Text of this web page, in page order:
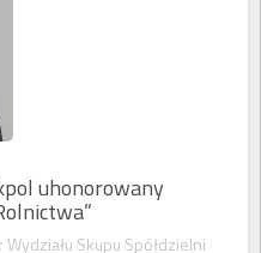
uhonorowany
Skupu Spółdzielni